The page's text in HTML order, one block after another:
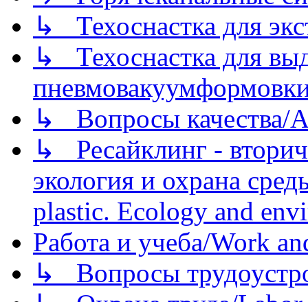
↳ Техоснастка для
↳ Техоснастка для
↳ Вопросы качества/
↳ Ресайклинг -
экология и охрана
plastic. Ecology and
Работа и учеба/Work
↳ Вопросы